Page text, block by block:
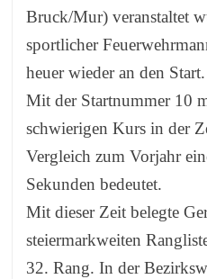
Bruck/Mur) veranstaltet
sportlicher
heuer wieder an den Start.
Mit der Startnummer 10
schwierigen Kurs in der
Vergleich zum Vorjahr
Sekunden bedeutet.
Mit dieser Zeit belegte
steiermarkweiten
32. Rang. In der